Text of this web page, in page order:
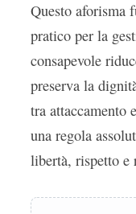
Questo aforisma
pratico per la
consapevole
preserva la
tra attaccamento
una regola
libertà, rispetto e